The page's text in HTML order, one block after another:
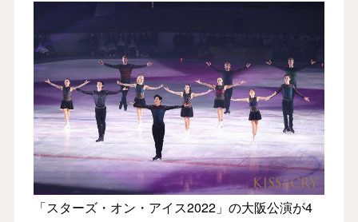
「スターズ・オン・アイス2022」の大阪公演が4